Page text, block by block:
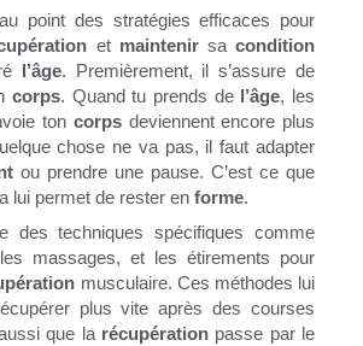
point des stratégies efficaces pour
et maintenirsacondition
l’âge. Premièrement, il s’assure de
corps. Quand tu prends de l’âge, les
ton corpsdeviennent encore plus
chose ne va pas, il faut adapter
ou prendre une pause. C’est ce que
lui permet de rester en forme.
des techniques spécifiques comme
les massages, et les étirements pour
musculaire. Ces méthodes lui
plus vite après des courses
que la récupération passe par le